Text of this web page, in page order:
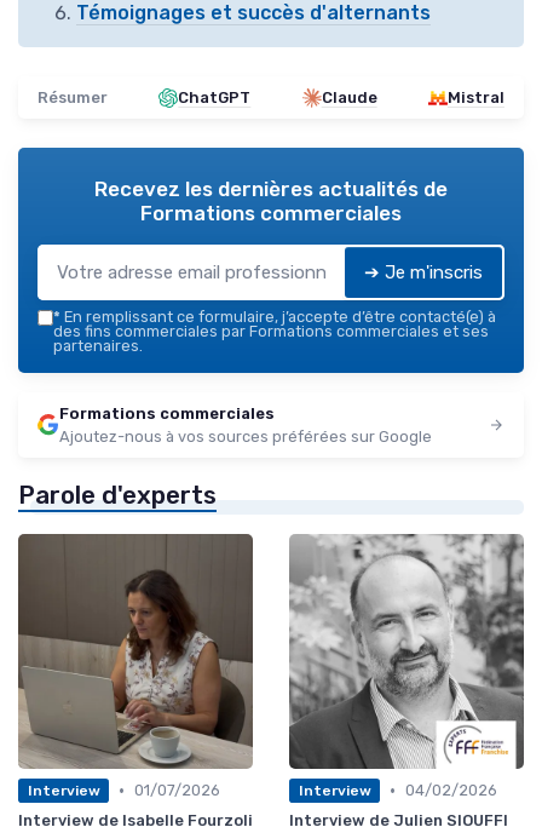
Témoignages et succès d'alternants
Résumer ChatGPT Claude Mistral
Recevez les dernières actualités de
Formations commerciales
➔ Je m'inscris
* En remplissant ce formulaire, j’accepte d’être contacté(e) à
des fins commerciales par Formations commerciales et ses
partenaires.
Formations commerciales
Ajoutez-nous à vos sources préférées sur Google
Parole d'experts
Interview • 01/07/2026
Interview de Isabelle Fourzoli
Interview • 04/02/2026
Interview de Julien SIOUFFI